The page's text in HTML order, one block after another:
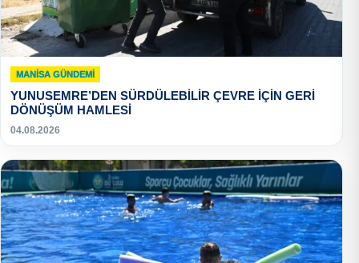
MANISA GÜNDEMI
YUNUSEMRE’DEN SÜRDÜLEBİLİR ÇEVRE İÇİN GERİ
DÖNÜŞÜM HAMLESİ
04.08.2026